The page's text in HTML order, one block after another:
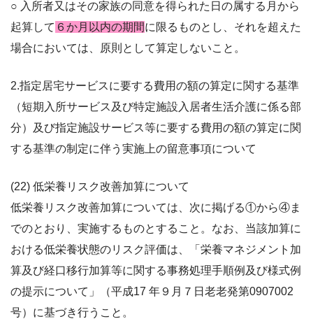
○ 入所者又はその家族の同意を得られた日の属する月から
起算して ６か月以内の期間に限るものとし、それを超えた
場合においては、原則として算定しないこと。
2.指定居宅サービスに要する費用の額の算定に関する基準
（短期入所サービス及び特定施設入居者生活介護に係る部
分）
及び指定施設サービス等に要する費用の額の算定に関
する基準の制定に伴う実施上の留意事項について
(22) 低栄養リスク改善加算について
低栄養リスク改善加算については、次に掲げる①から④ま
でのとおり、実施するものとすること。なお、当該加算に
おける低栄養状態のリスク評価は、「栄養マネジメント加
算及び経口移行加算等に関する事務処理手順例及び様式例
の提示について」（平成17 年９月７日老老発第0907002
号）に基づき行うこと。